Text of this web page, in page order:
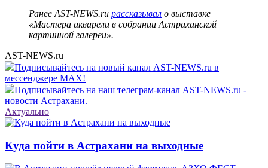
Ранее AST-NEWS.ru рассказывал о выставке
«Мастера акварели в собрании Астраханской
картинной галереи».
AST-NEWS.ru
Подписывайтесь на новый канал AST-NEWS.ru в
мессенджере MAX!
Подписывайтесь на наш телеграм-канал AST-NEWS.ru -
новости Астрахани.
Актуально
Куда пойти в Астрахани на выходные